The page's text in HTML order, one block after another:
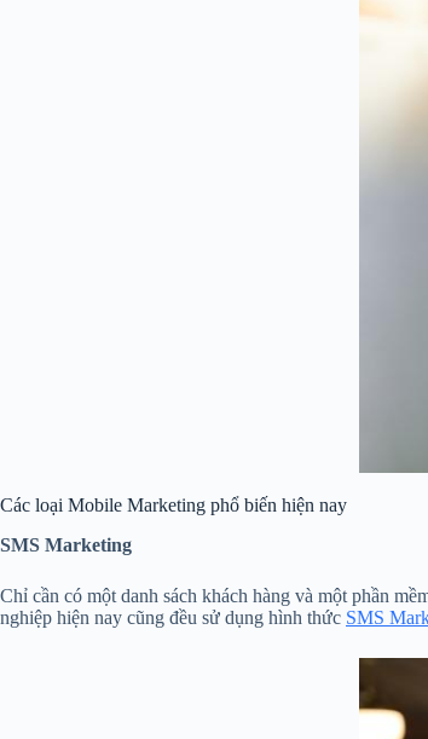
Các loại Mobile Marketing phổ biến hiện nay
SMS Marketing
Chỉ cần có một danh sách khách hàng và một phần
nghiệp hiện nay cũng đều sử dụng hình thức SMS